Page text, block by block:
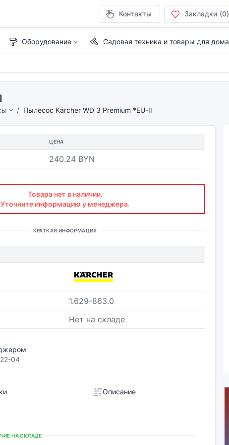
Контакты Закладки (0)
Оборудование Садовая техника и товары для дома
Пылесос Kärcher WD 3 Premium *EU-II
ЦЕНА
240.24 BYN
Товара нет в наличии.
Уточните информацию у менеджера.
КРАТКАЯ ИНФОРМАЦИЯ
1.629-863.0
Нет на складе
04
Описание
НА СКЛАДЕ